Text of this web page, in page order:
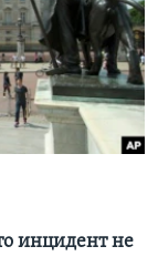
инцидент не